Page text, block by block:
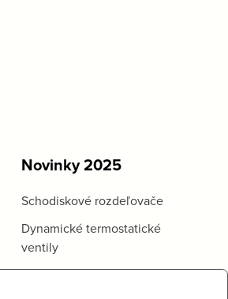
Novinky 2025
Schodiskové rozdeľovače
Dynamické termostatické
ventily